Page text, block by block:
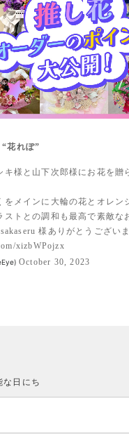
“花れぽ”
キ様と山下次郎様にお花を贈
をメインに大輪の花とオレン
ストとの調和も最高で素敵な
様ありがとうござい
xizbWPojzx
October 30, 2023
な日にち